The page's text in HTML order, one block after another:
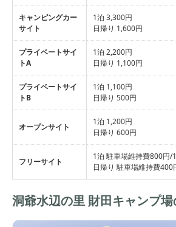
キャンピングカー
サイト
1泊 3,300円
日帰り 1,600円
プライベートサイ
トA
1泊 2,200円
日帰り 1,100円
プライベートサイ
トB
1泊 1,100円
日帰り 500円
オープンサイト
1泊 1,200円
日帰り 600円
フリーサイト
1泊 駐車場維持費800円/
日帰り 駐車場維持費400
洞爺水辺の里 財田キャンプ